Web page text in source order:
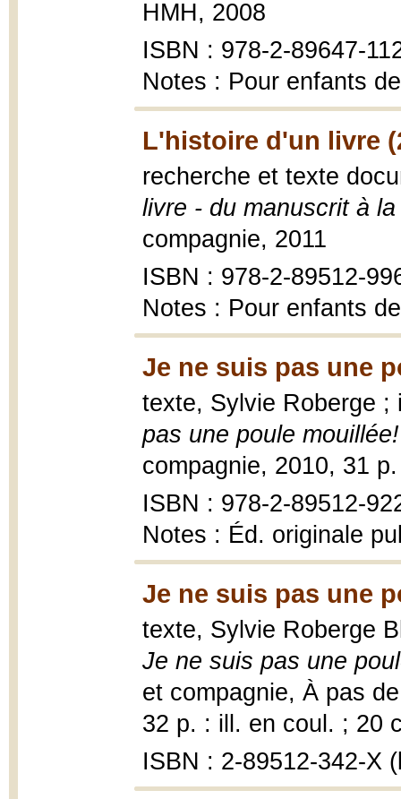
HMH, 2008
ISBN : 978-2-89647-
Notes : Pour enfants
L'histoire d'un livre
recherche et texte
livre - du manuscrit à
compagnie, 2011
ISBN : 978-2-89512-
Notes : Pour enfants
Je ne suis pas une
texte, Sylvie Roberge
pas une poule mouillée!
compagnie, 2010, 31
ISBN : 978-2-89512-
Notes : Éd. originale
Je ne suis pas une
texte, Sylvie Roberge
Je ne suis pas une
et compagnie, À pas
32 p. : ill. en coul. ; 20
ISBN : 2-89512-342-X